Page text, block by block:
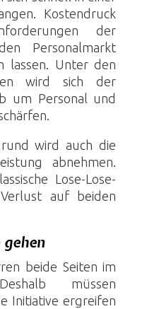
Kostendruck
der
Personalmarkt
lassen. Unter den
wird sich der
um Personal und
wird auch die
abnehmen.
Lose-Lose-
auf beiden
gehen
beide Seiten im
müssen
Initiative ergreifen